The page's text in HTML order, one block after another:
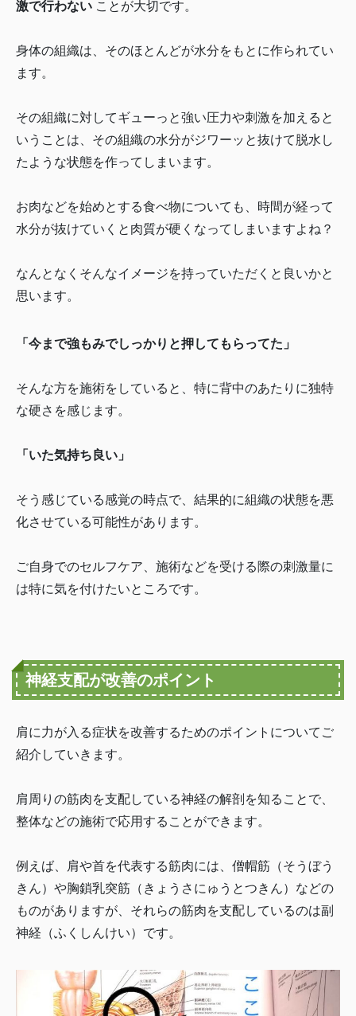
激で行わない ことが大切です。
身体の組織は、そのほとんどが水分をもとに作られてい
ます。
その組織に対してギューっと強い圧力や刺激を加えると
いうことは、その組織の水分がジワーッと抜けて脱水し
たような状態を作ってしまいます。
お肉などを始めとする食べ物についても、時間が経って
水分が抜けていくと肉質が硬くなってしまいますよね？
なんとなくそんなイメージを持っていただくと良いかと
思います。
「今まで強もみでしっかりと押してもらってた」
そんな方を施術をしていると、特に背中のあたりに独特
な硬さを感じます。
「いた気持ち良い」
そう感じている感覚の時点で、結果的に組織の状態を悪
化させている可能性があります。
ご自身でのセルフケア、施術などを受ける際の刺激量に
は特に気を付けたいところです。
神経支配が改善のポイント
肩に力が入る症状を改善するためのポイントについてご
紹介していきます。
肩周りの筋肉を支配している神経の解剖を知ることで、
整体などの施術で応用することができます。
例えば、肩や首を代表する筋肉には、僧帽筋（そうぼう
きん）や胸鎖乳突筋（きょうさにゅうとつきん）などの
ものがありますが、それらの筋肉を支配しているのは副
神経（ふくしんけい）です。